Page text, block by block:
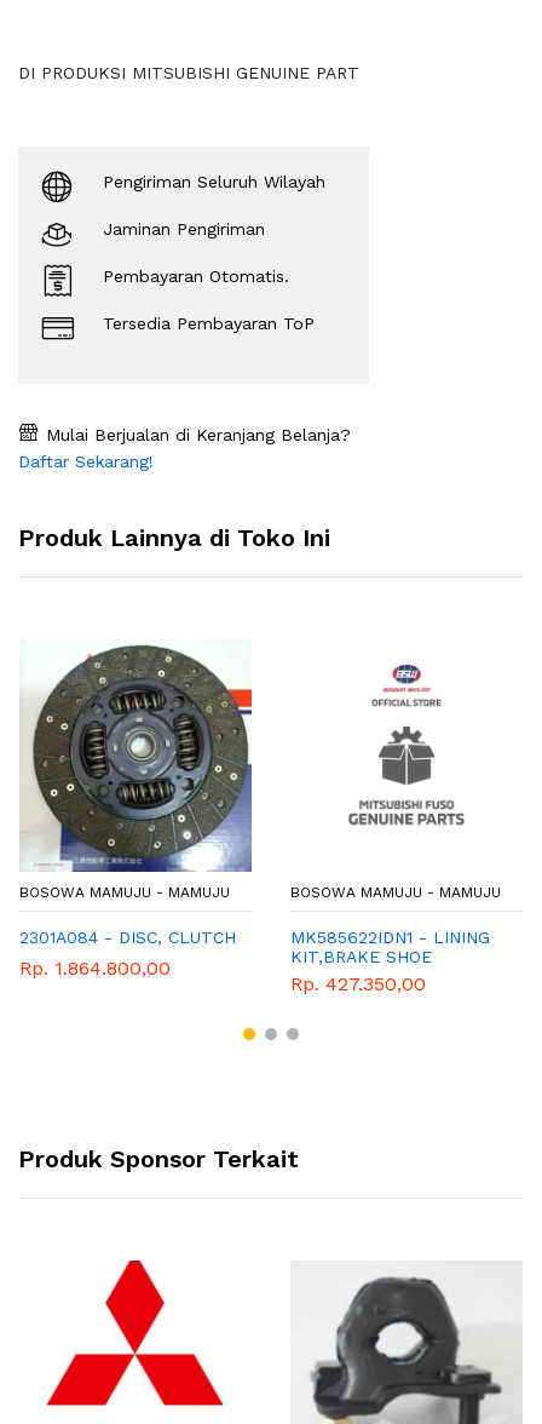
DI PRODUKSI MITSUBISHI GENUINE PART
Pengiriman Seluruh Wilayah
Jaminan Pengiriman
Pembayaran Otomatis.
Tersedia Pembayaran ToP
Mulai Berjualan di Keranjang Belanja?
Daftar Sekarang!
Produk Lainnya di Toko Ini
BOSOWA MAMUJU - MAMUJU
2301A084 - DISC, CLUTCH
Rp. 1.864.800,00
BOSOWA MAMUJU - MAMUJU
MK585622IDN1 - LINING
KIT,BRAKE SHOE
(MK585622) 320x120
Rp. 427.350,00
Produk Sponsor Terkait